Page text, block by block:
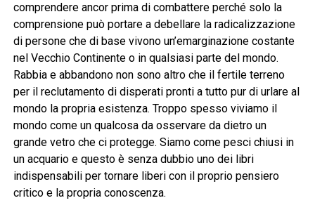
comprendere ancor prima di combattere perché solo la
comprensione può portare a debellare la radicalizzazione
di persone che di base vivono un’emarginazione costante
nel Vecchio Continente o in qualsiasi parte del mondo.
Rabbia e abbandono non sono altro che il fertile terreno
per il reclutamento di disperati pronti a tutto pur di urlare al
mondo la propria esistenza. Troppo spesso viviamo il
mondo come un qualcosa da osservare da dietro un
grande vetro che ci protegge. Siamo come pesci chiusi in
un acquario e questo è senza dubbio uno dei libri
indispensabili per tornare liberi con il proprio pensiero
critico e la propria conoscenza.